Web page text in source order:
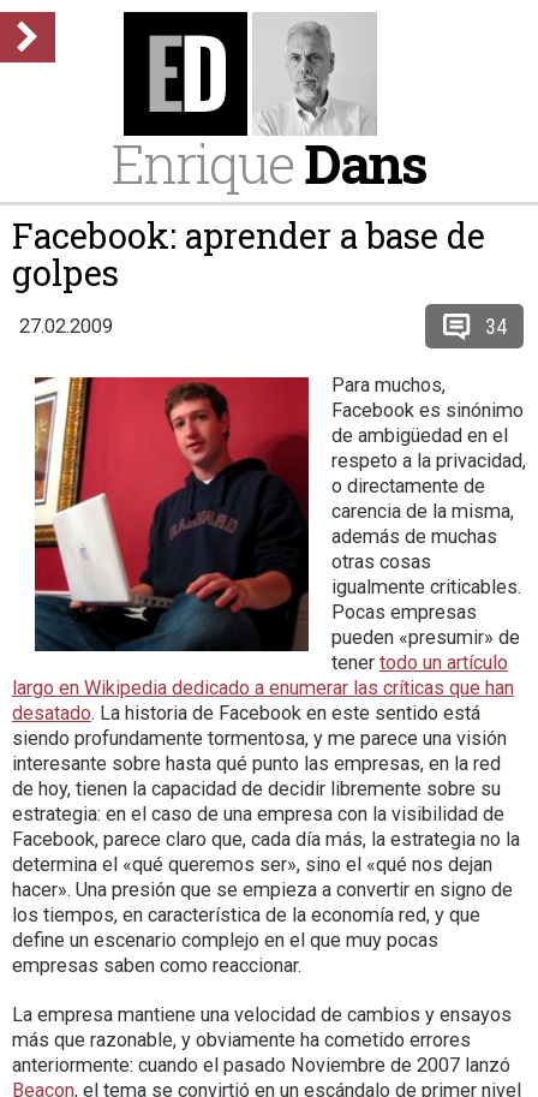
EnriqueDans
Facebook: aprender a base de
golpes
27.02.2009 34
Para muchos,
Facebook es sinónimo
de ambigüedad en el
respeto a la privacidad,
o directamente de
carencia de la misma,
además de muchas
otras cosas
igualmente criticables.
Pocas empresas
pueden «presumir» de
tener todo un artículo
largo en Wikipedia dedicado a enumerar las críticas que han
desatado. La historia de Facebook en este sentido está
siendo profundamente tormentosa, y me parece una visión
interesante sobre hasta qué punto las empresas, en la red
de hoy, tienen la capacidad de decidir libremente sobre su
estrategia: en el caso de una empresa con la visibilidad de
Facebook, parece claro que, cada día más, la estrategia no la
determina el «qué queremos ser», sino el «qué nos dejan
hacer». Una presión que se empieza a convertir en signo de
los tiempos, en característica de la economía red, y que
define un escenario complejo en el que muy pocas
empresas saben como reaccionar.
La empresa mantiene una velocidad de cambios y ensayos
más que razonable, y obviamente ha cometido errores
anteriormente: cuando el pasado Noviembre de 2007 lanzó
Beacon, el tema se convirtió en un escándalo de primer nivel